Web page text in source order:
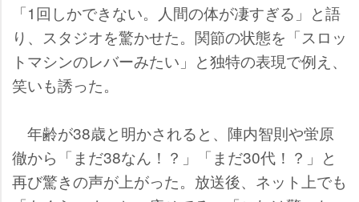
「1回しかできない。人間の体が凄すぎる」と語
り、スタジオを驚かせた。関節の状態を「スロッ
トマシンのレバーみたい」と独特の表現で例え、
笑いも誘った。
年齢が38歳と明かされると、陣内智則や蛍原
徹から「まだ38なん！？」「まだ30代！？」と
再び驚きの声が上がった。放送後、ネット上でも